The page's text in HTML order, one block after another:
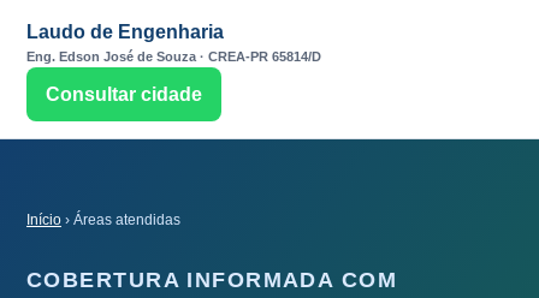
Laudo de Engenharia
Eng. Edson José de Souza · CREA-PR 65814/D
Consultar cidade
Início › Áreas atendidas
COBERTURA INFORMADA COM